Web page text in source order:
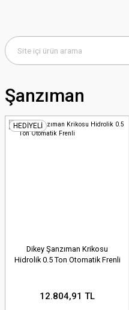
Şanzıman
HEDİYELİ
Dikey Şanzıman Krikosu
Hidrolik 0.5 Ton Otomatik Frenli
12.804,91 TL